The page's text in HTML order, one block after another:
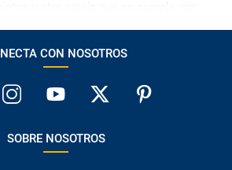
630 79 46 15.
CON NOSOTROS
SOBRE NOSOTROS